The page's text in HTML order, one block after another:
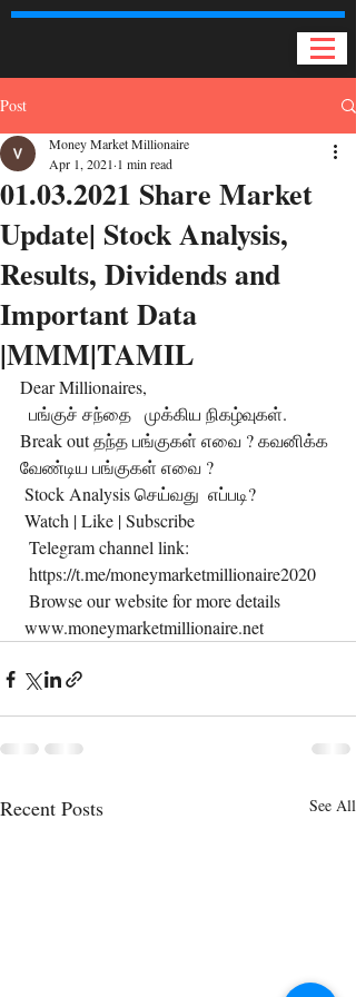
Post
01.03.2021 Share Market
Update| Stock Analysis,
Results, Dividends and
Important Data
|MMM|TAMIL
Money Market Millionaire
Apr 1, 2021 1 min read
Dear Millionaires,
Break out தந்த பங்குகள் எவை ? கவனிக்க
வேண்டிய பங்குகள் எவை ?
Stock Analysis செய்வது  எப்படி?
Watch | Like | Subscribe
  Telegram channel link:
  https://t.me/moneymarketmillionaire2020
  Browse our website for more details
www.moneymarketmillionaire.net
Recent Posts See All